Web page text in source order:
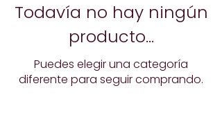
Todavía no hay ningún
producto...
Puedes elegir una categoría
diferente para seguir comprando.